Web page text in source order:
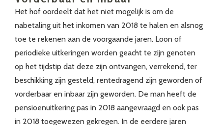
Het hof oordeelt dat het niet mogelijk is om de
nabetaling uit het inkomen van 2018 te halen en alsnog
toe te rekenen aan de voorgaande jaren. Loon of
periodieke uitkeringen worden geacht te zijn genoten
op het tijdstip dat deze zijn ontvangen, verrekend, ter
beschikking zijn gesteld, rentedragend zijn geworden of
vorderbaar en inbaar zijn geworden. De man heeft de
pensioenuitkering pas in 2018 aangevraagd en ook pas
in 2018 toegewezen gekregen. In de eerdere jaren